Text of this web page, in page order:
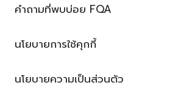
คำถามที่พบบ่อย FQA
นโยบายการใช้คุกกี้
นโยบายความเป็นส่วนตัว